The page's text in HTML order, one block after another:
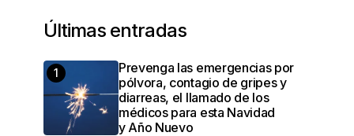
Últimas entradas
Prevenga las emergencias por
pólvora, contagio de gripes y
diarreas, el llamado de los
médicos para esta Navidad
y Año Nuevo